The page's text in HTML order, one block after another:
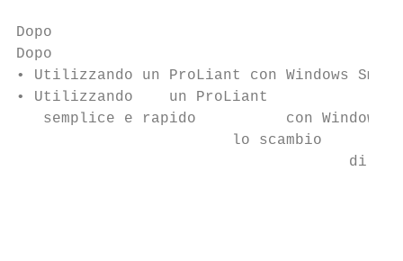
Dopo
Dopo
• Utilizzando un ProLiant con Windows
• Utilizzando    un ProLiant
   semplice e rapido          con Windows
lo scambio
di